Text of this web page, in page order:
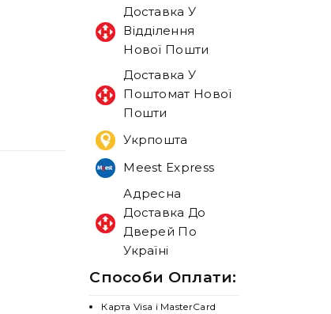
Доставка У
Відділення
Нової Пошти
Доставка У
Поштомат Нової
Пошти
Укрпошта
Meest Express
Адресна
Доставка До
Дверей По
Україні
Способи Оплати:
Карта Visa і MasterCard